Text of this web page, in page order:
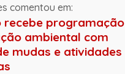
comentou em:
recebe programação
ambiental com
mudas e atividades